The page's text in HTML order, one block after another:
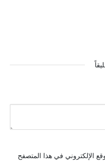
الإلكتروني في هذا المتصفح